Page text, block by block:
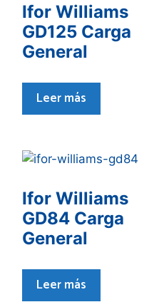
Ifor Williams
GD125 Carga
General
Leer más
Ifor Williams
GD84 Carga
General
Leer más